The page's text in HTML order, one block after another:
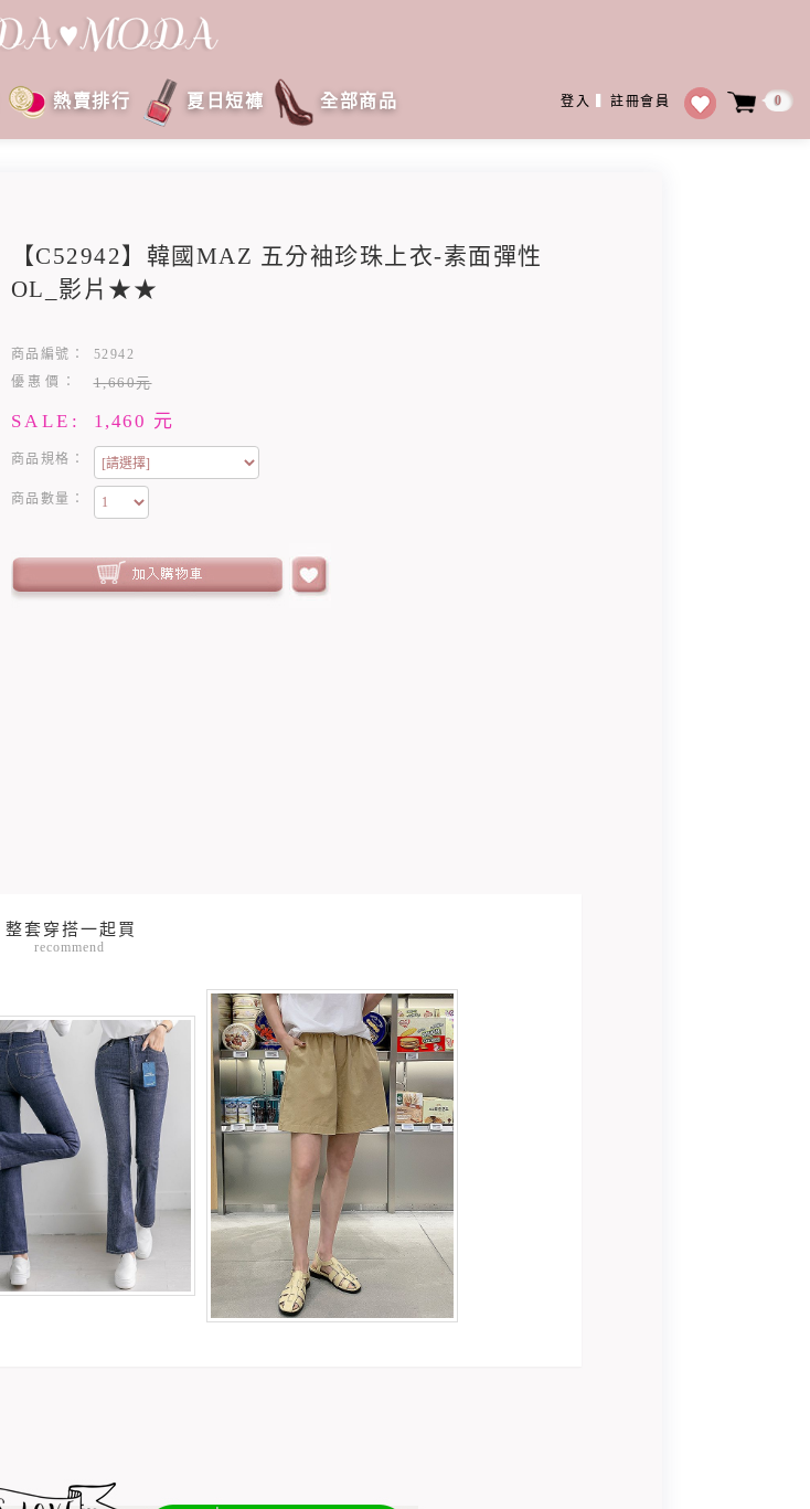
登入 註冊會員 0
熱賣排行 夏日短褲 全部商品
【C52942】韓國MAZ 五分袖珍珠上衣-素面彈性
OL_影片★★
商品編號：
52942
優惠價：
1,660元
SALE: 1,460 元
商品規格：
商品數量：
recommend